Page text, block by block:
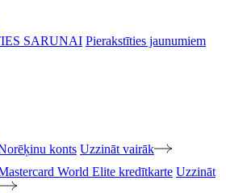
SARUNAI Pierakstīties jaunumiem
konts Uzzināt vairāk
World Elite kredītkarte Uzzināt